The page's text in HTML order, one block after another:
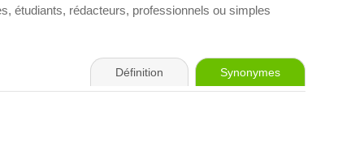
étudiants, rédacteurs, professionnels ou simples
Définition Synonymes